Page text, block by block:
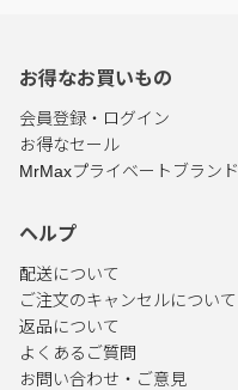
お得なお買いもの
会員登録・ログイン
お得なセール
MrMaxプライベートブランド
ヘルプ
配送について
ご注文のキャンセルについて
返品について
よくあるご質問
お問い合わせ・ご意見